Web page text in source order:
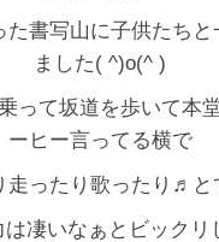
た書写山に子供たちと
ました( ^)o(^ )
って坂道を歩いて本
ーヒー言ってる横で
走ったり歌ったり♬と
凄いなぁとビックリ